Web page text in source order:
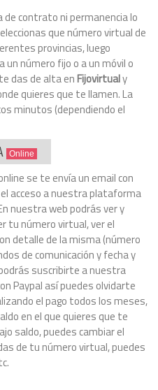
de contrato ni permanencia lo
que número virtual de
provincias, luego
un número fijo o a un móvil o
das de alta enFijovirtualy
quieres que te llamen. La
minutos (dependiendo el
Online
se te envía un email con
acceso a nuestra plataforma
nuestra web podrás ver y
tu número virtual, ver el
detalle de la misma (número
de comunicación y fecha y
suscribirte a nuestra
Paypal así puedes olvidarte
el pago todos los meses,
en el que quieres que te
saldo, puedes cambiar el
de tu número virtual, puedes